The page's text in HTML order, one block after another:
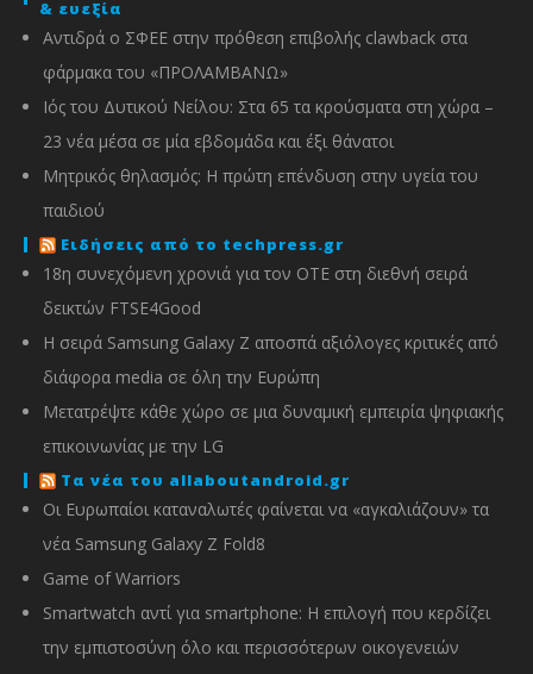
& ευεξία
Αντιδρά ο ΣΦΕΕ στην πρόθεση επιβολής clawback στα
φάρμακα του «ΠΡΟΛΑΜΒΑΝΩ»
Ιός του Δυτικού Νείλου: Στα 65 τα κρούσματα στη χώρα –
23 νέα μέσα σε μία εβδομάδα και έξι θάνατοι
Μητρικός θηλασμός: Η πρώτη επένδυση στην υγεία του
παιδιού
Ειδήσεις από το techpress.gr
18η συνεχόμενη χρονιά για τον ΟΤΕ στη διεθνή σειρά
δεικτών FTSE4Good
Η σειρά Samsung Galaxy Z αποσπά αξιόλογες κριτικές από
διάφορα media σε όλη την Ευρώπη
Μετατρέψτε κάθε χώρο σε μια δυναμική εμπειρία ψηφιακής
επικοινωνίας με την LG
Τα νέα του allaboutandroid.gr
Οι Ευρωπαίοι καταναλωτές φαίνεται να «αγκαλιάζουν» τα
νέα Samsung Galaxy Z Fold8
Game of Warriors
Smartwatch αντί για smartphone: Η επιλογή που κερδίζει
την εμπιστοσύνη όλο και περισσότερων οικογενειών